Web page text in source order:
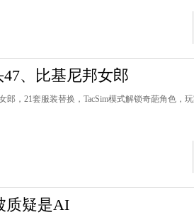
47、比基尼邦女郎
郎，21套服装替换，TacSim模式解锁奇葩角色，
质疑是AI